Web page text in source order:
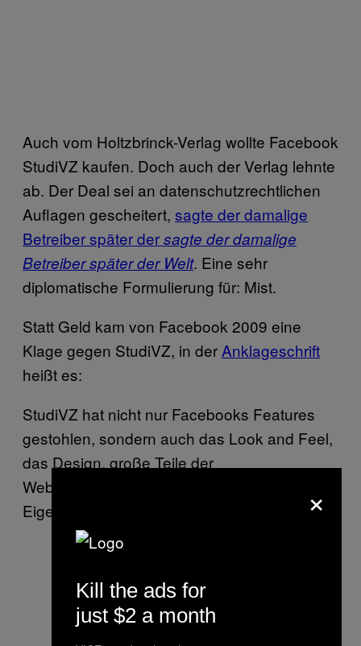
Auch vom Holtzbrinck-Verlag wollte Facebook
StudiVZ kaufen. Doch auch der Verlag lehnte
ab. Der Deal sei an datenschutzrechtlichen
Auflagen gescheitert, sagte der damalige
Betreiber später dersagte der damalige
Betreiber später der Welt. Eine sehr
diplomatische Formulierung für: Mist.
Statt Geld kam von Facebook 2009 eine
Klage gegen StudiVZ, in der Anklageschrift
heißt es:
StudiVZ hat nicht nur Facebooks Features
gestohlen, sondern auch das Look and Feel,
das Design, große Teile der
Websitefunktionalitäten und andere
Eigentumsrechte wie Style Sheets.
×
Kill the ads for
just $2 a month